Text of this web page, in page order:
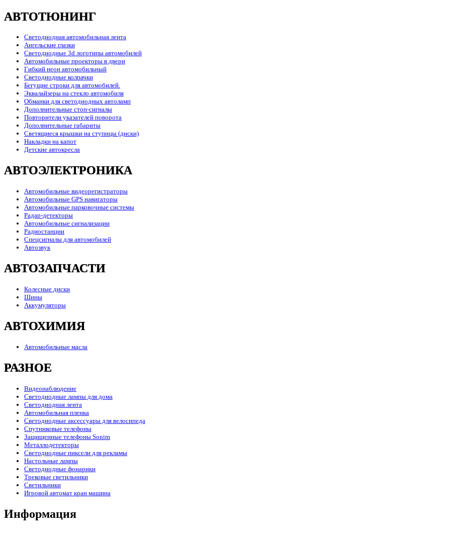
АВТОТЮНИНГ
Светодиодная автомобильная лента
Ангельские глазки
Светодиодные 3d логотипы автомобилей
Автомобильные проекторы в двери
Гибкий неон автомобильный
Светодиодные колпачки
Бегущие строки для автомобилей.
Эквалайзеры на стекло автомобиля
Обманки для светодиодных автоламп
Дополнительные стоп-сигналы
Повторители указателей поворота
Дополнительные габариты
Светящиеся крышки на ступицы (диски)
Накладки на капот
Детские автокресла
АВТОЭЛЕКТРОНИКА
Автомобильные видеорегистраторы
Автомобильные GPS навигаторы
Автомобильные парковочные системы
Радар-детекторы
Автомобильные сигнализации
Радиостанции
Спецсигналы для автомобилей
Автозвук
АВТОЗАПЧАСТИ
Колесные диски
Шины
Аккумуляторы
АВТОХИМИЯ
Автомобильные масла
РАЗНОЕ
Видеонаблюдение
Светодиодные лампы для дома
Светодиодная лента
Автомобильная пленка
Светодиодные аксессуары для велосипеда
Спутниковые телефоны
Защищенные телефоны Sonim
Металлодетекторы
Светодиодные пиксели для рекламы
Настольные лампы
Светодиодные фонарики
Трековые светильники
Светильники
Игровой автомат кран машина
Информация